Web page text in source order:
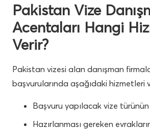
Pakistan Vize
Acentaları Hangi
Verir?
Pakistan vizesi alan danışman
başvurularında aşağıdaki hizmetleri
Başvuru yapılacak vize
Hazırlanması gereken